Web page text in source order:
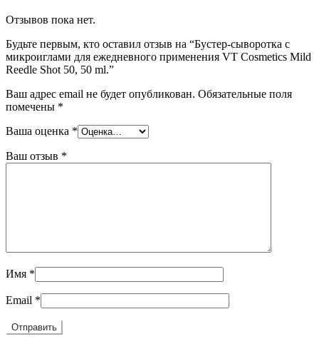
Отзывов пока нет.
Будьте первым, кто оставил отзыв на “Бустер-сыворотка с
микроиглами для ежедневного применения VT Cosmetics Mild
Reedle Shot 50, 50 ml.”
Ваш адрес email не будет опубликован. Обязательные поля
помечены *
Ваша оценка *
Ваш отзыв *
Имя *
Email *